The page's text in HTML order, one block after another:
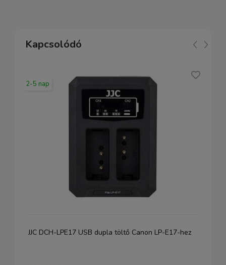
Kapcsolódó
2-5 nap
JJC DCH-LPE17 USB dupla töltő Canon LP-E17-hez